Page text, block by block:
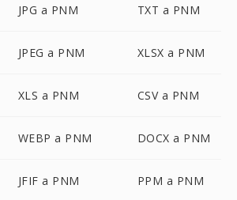
JPG a PNM TXT a PNM
JPEG a PNM XLSX a PNM
XLS a PNM CSV a PNM
WEBP a PNM DOCX a PNM
JFIF a PNM PPM a PNM